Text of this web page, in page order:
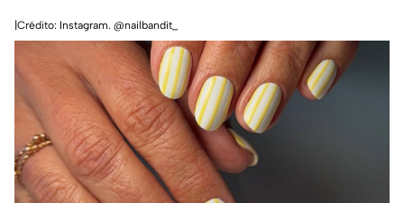
|Crédito: Instagram. @nailbandit_